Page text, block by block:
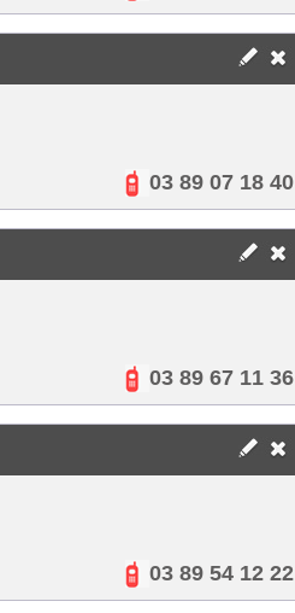
03 89 07 18 40
03 89 67 11 36
03 89 54 12 22